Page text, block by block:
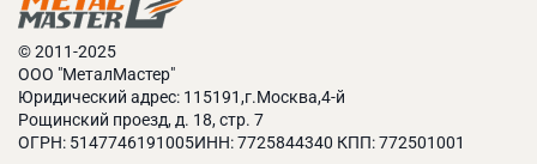
© 2011-2025
ООО "МеталМастер"
Юридический адрес: 115191,г.Москва,4-й
Рощинский проезд, д. 18, стр. 7
ОГРН: 5147746191005ИНН: 7725844340 КПП: 772501001